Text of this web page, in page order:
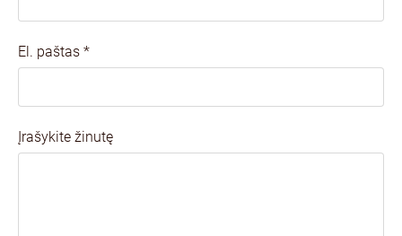
El. paštas *
Įrašykite žinutę